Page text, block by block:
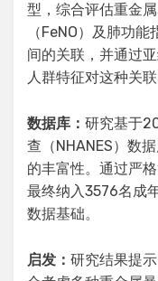
型，综合评估重金
（FeNO）及肺功能
间的关联，并通过
人群特征对这种关联
数据库： 研究基于
查（NHANES）数
的丰富性。通过严
最终纳入3576名成
数据基础。
启发： 研究结果提